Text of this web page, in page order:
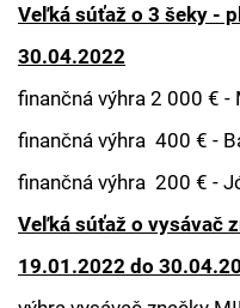
Veľká súťaž o 3 šeky -
30.04.2022
finančná výhra 2 000 € -
finančná výhra 400 € -
finančná výhra 200 € -
Veľká súťaž o vysávač
19.01.2022 do